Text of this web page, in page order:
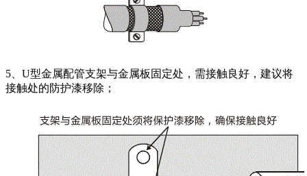
5、U型金属配管支架与金属板固定处，需接触良好，建议将
接触处的防护漆移除；